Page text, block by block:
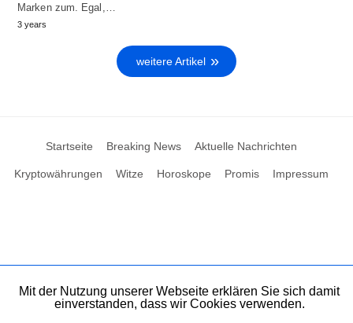
Marken zum. Egal,…
3 years
weitere Artikel
Startseite Breaking News Aktuelle Nachrichten
Kryptowährungen Witze Horoskope Promis Impressum
Mit der Nutzung unserer Webseite erklären Sie sich damit
einverstanden, dass wir Cookies verwenden.